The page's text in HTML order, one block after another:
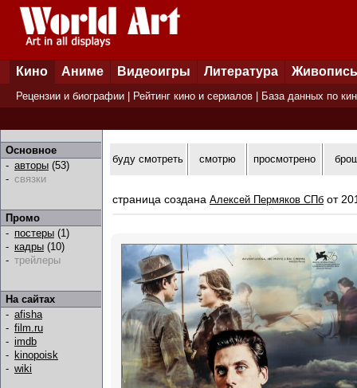
Кино Аниме Видеоигры Литература Живопись
Рецензии и биографии Рейтинг кино и сериалов База данных по
Основное
- авторы (53)
- связки
Промо
- постеры (1)
- кадры (10)
- трейлеры
На сайтах
- afisha
- film.ru
- imdb
- kinopoisk
- wiki
буду смотреть смотрю просмотрено
страница создана Алексей Пермяков СПб от